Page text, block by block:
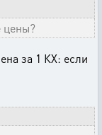
цены?
за 1 КХ: если